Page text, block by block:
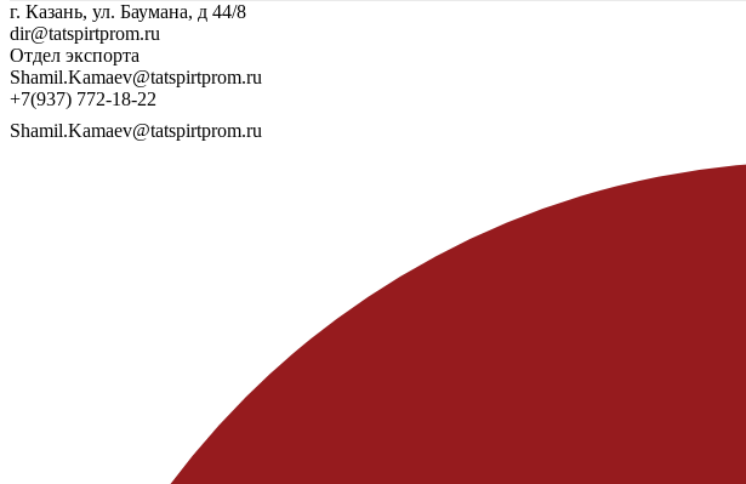
г. Казань, ул. Баумана, д 44/8
dir@tatspirtprom.ru
Отдел экспорта
Shamil.Kamaev@tatspirtprom.ru
+7(937) 772-18-22
Shamil.Kamaev@tatspirtprom.ru